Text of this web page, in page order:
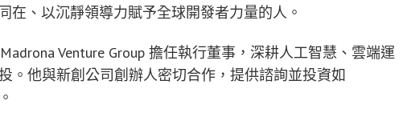
在、以沉靜領導力賦予全球開發者力量的人。
Venture Group 擔任執行董事，深耕人工智慧、雲端運
。他與新創公司創辦人密切合作，提供諮詢並投資如